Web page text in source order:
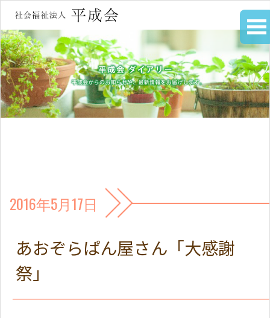
2016年5月17日
あおぞらぱん屋さん「大感謝
祭」